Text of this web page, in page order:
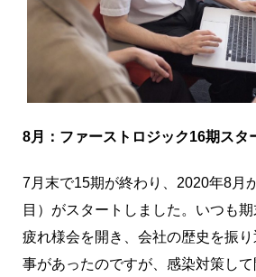
8月：ファーストロジック16期スタ
7月末で15期が終わり、2020年8月
目）がスタートしました。いつも
疲れ様会を開き、会社の歴史を振
事があったのですが、感染対策し